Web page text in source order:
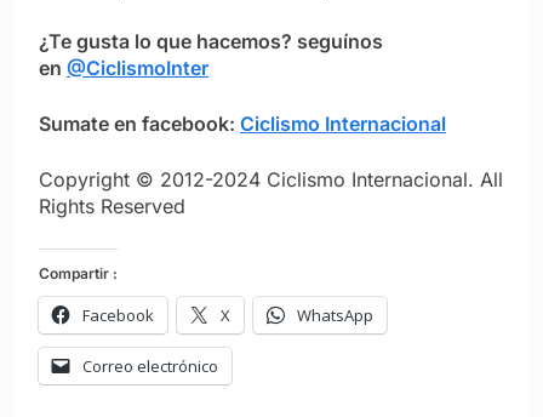
¿Te gusta lo que hacemos? seguínos
en @CiclismoInter
Sumate en facebook: Ciclismo Internacional
Copyright © 2012-2024 Ciclismo Internacional. All
Rights Reserved
Compartir :
Facebook X WhatsApp
Correo electrónico